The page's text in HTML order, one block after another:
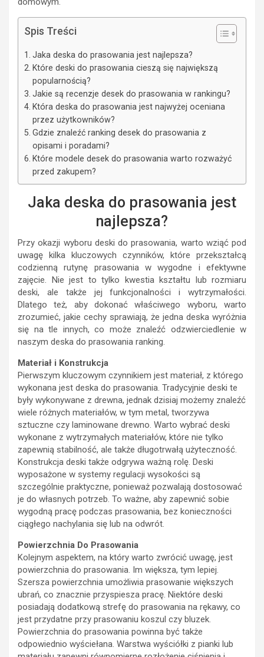
Spis Treści
Jaka deska do prasowania jest najlepsza?
Które deski do prasowania cieszą się największą
popularnością?
Jakie są recenzje desek do prasowania w rankingu?
Która deska do prasowania jest najwyżej oceniana
przez użytkowników?
Gdzie znaleźć ranking desek do prasowania z
opisami i poradami?
Które modele desek do prasowania warto rozważyć
przed zakupem?
Jaka deska do prasowania jest
najlepsza?
Przy okazji wyboru deski do prasowania, warto wziąć pod
uwagę kilka kluczowych czynników, które przekształcą
codzienną rutynę prasowania w wygodne i efektywne
zajęcie. Nie jest to tylko kwestia kształtu lub rozmiaru
deski, ale także jej funkcjonalności i wytrzymałości.
Dlatego też, aby dokonać właściwego wyboru, warto
zrozumieć, jakie cechy sprawiają, że jedna deska wyróżnia
się na tle innych, co może znaleźć odzwierciedlenie w
naszym deska do prasowania ranking.
Materiał i Konstrukcja
Pierwszym kluczowym czynnikiem jest materiał, z którego
wykonana jest deska do prasowania. Tradycyjnie deski te
były wykonywane z drewna, jednak dzisiaj możemy znaleźć
wiele różnych materiałów, w tym metal, tworzywa
sztuczne czy laminowane drewno. Warto wybrać deski
wykonane z wytrzymałych materiałów, które nie tylko
zapewnią stabilność, ale także długotrwałą użyteczność.
Konstrukcja deski także odgrywa ważną rolę. Deski
wyposażone w systemy regulacji wysokości są
szczególnie praktyczne, ponieważ pozwalają dostosować
je do własnych potrzeb. To ważne, aby zapewnić sobie
wygodną pracę podczas prasowania, bez konieczności
ciągłego nachylania się lub na odwrót.
Powierzchnia Do Prasowania
Kolejnym aspektem, na który warto zwrócić uwagę, jest
powierzchnia do prasowania. Im większa, tym lepiej.
Szersza powierzchnia umożliwia prasowanie większych
ubrań, co znacznie przyspiesza pracę. Niektóre deski
posiadają dodatkową strefę do prasowania na rękawy, co
jest przydatne przy prasowaniu koszul czy bluzek.
Powierzchnia do prasowania powinna być także
odpowiednio wyściełana. Warstwa wyściółki z pianki lub